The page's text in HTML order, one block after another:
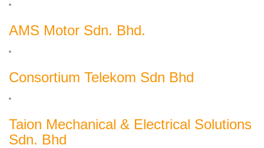
AMS Motor Sdn. Bhd.
Consortium Telekom Sdn Bhd
Taion Mechanical & Electrical Solutions
Sdn. Bhd